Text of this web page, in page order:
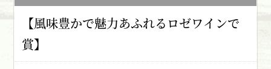
【風味豊かで魅力あふれるロゼワインで
賞】